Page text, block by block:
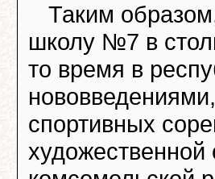
Таким
школу №7 в
то время в
спортивных
художественной